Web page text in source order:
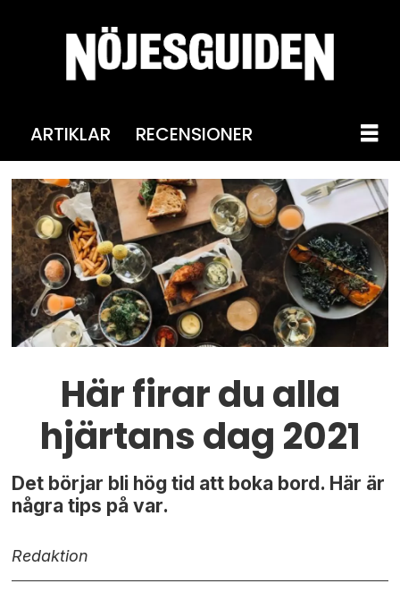
ARTIKLAR RECENSIONER
Här firar du alla
hjärtans dag 2021
Det börjar bli hög tid att boka bord. Här är
några tips på var.
Redaktion